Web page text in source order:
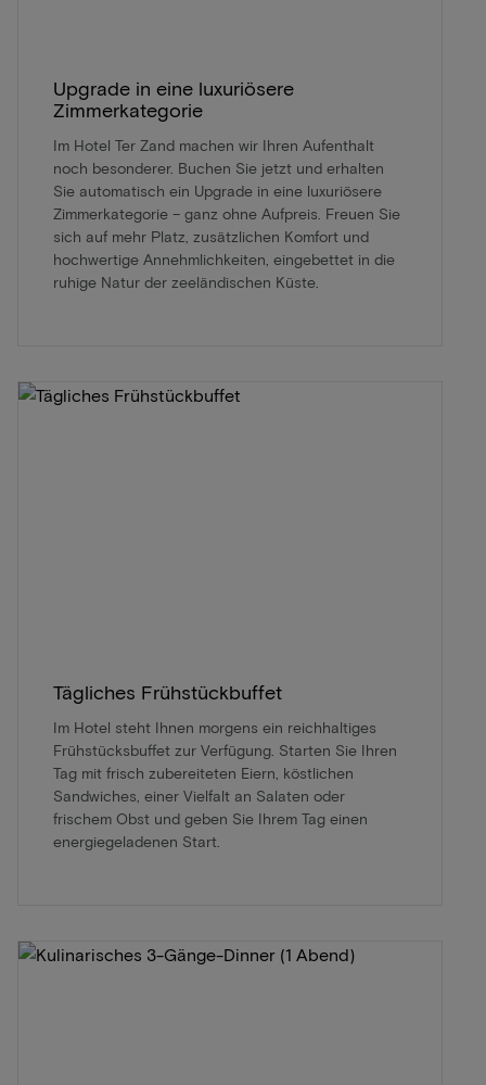
Upgrade in eine luxuriösere
Zimmerkategorie
Im Hotel Ter Zand machen wir Ihren Aufenthalt
noch besonderer. Buchen Sie jetzt und erhalten
Sie automatisch ein Upgrade in eine luxuriösere
Zimmerkategorie – ganz ohne Aufpreis. Freuen Sie
sich auf mehr Platz, zusätzlichen Komfort und
hochwertige Annehmlichkeiten, eingebettet in die
ruhige Natur der zeeländischen Küste.
Tägliches Frühstückbuffet
Im Hotel steht Ihnen morgens ein reichhaltiges
Frühstücksbuffet zur Verfügung. Starten Sie Ihren
Tag mit frisch zubereiteten Eiern, köstlichen
Sandwiches, einer Vielfalt an Salaten oder
frischem Obst und geben Sie Ihrem Tag einen
energiegeladenen Start.